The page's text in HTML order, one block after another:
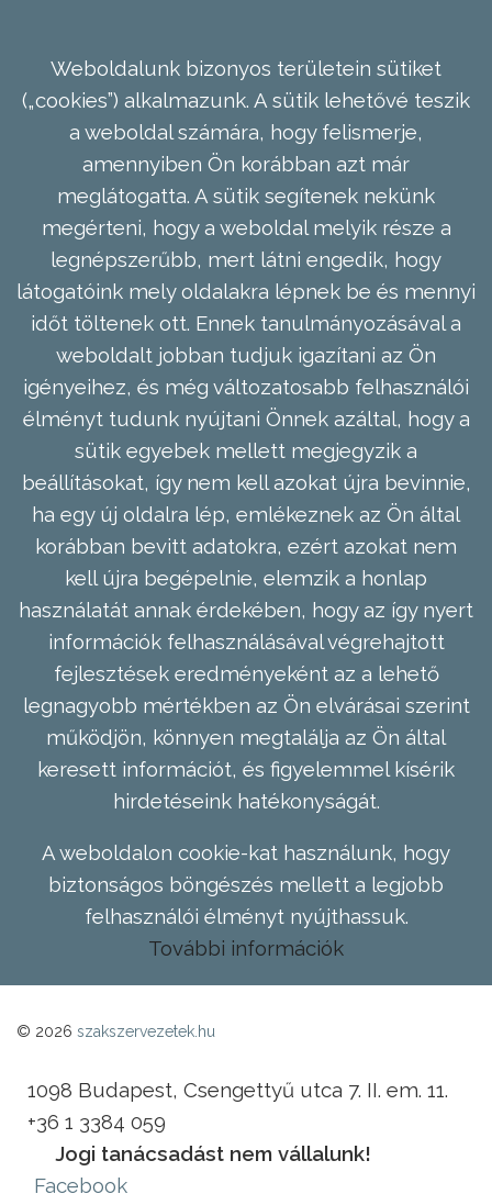
Weboldalunk bizonyos területein sütiket
(„cookies”) alkalmazunk. A sütik lehetővé teszik
a weboldal számára, hogy felismerje,
amennyiben Ön korábban azt már
meglátogatta. A sütik segítenek nekünk
megérteni, hogy a weboldal melyik része a
legnépszerűbb, mert látni engedik, hogy
látogatóink mely oldalakra lépnek be és mennyi
időt töltenek ott. Ennek tanulmányozásával a
weboldalt jobban tudjuk igazítani az Ön
igényeihez, és még változatosabb felhasználói
élményt tudunk nyújtani Önnek azáltal, hogy a
sütik egyebek mellett megjegyzik a
beállításokat, így nem kell azokat újra bevinnie,
ha egy új oldalra lép, emlékeznek az Ön által
korábban bevitt adatokra, ezért azokat nem
kell újra begépelnie, elemzik a honlap
használatát annak érdekében, hogy az így nyert
információk felhasználásával végrehajtott
fejlesztések eredményeként az a lehető
legnagyobb mértékben az Ön elvárásai szerint
működjön, könnyen megtalálja az Ön által
keresett információt, és figyelemmel kísérik
hirdetéseink hatékonyságát.
A weboldalon cookie-kat használunk, hogy
biztonságos böngészés mellett a legjobb
felhasználói élményt nyújthassuk.
További információk
© 2026 szakszervezetek.hu
1098 Budapest, Csengettyű utca 7. II. em. 11.
+36 1 3384 059
Jogi tanácsadást nem vállalunk!
Facebook